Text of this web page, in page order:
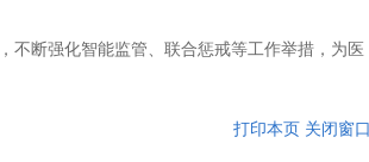
不断强化智能监管、联合惩戒等工作举措，为医
打印本页 关闭窗口